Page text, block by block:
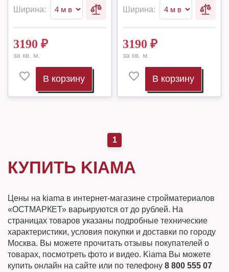
Ширина:
3190 ₽
за кв. м.
В корзину
Ширина:
3190 ₽
за кв. м.
В корзину
1
КУПИТЬ KIAMA
Цены на kiama в интернет-магазине стройматериалов
«ОСТМАРКЕТ» варьируются от до рублей. На
страницах товаров указаны подробные технические
характеристики, условия покупки и доставки по городу
Москва. Вы можете прочитать отзывы покупателей о
товарах, посмотреть фото и видео. Kiama Вы можете
купить онлайн на сайте или по телефону 8 800 555 07